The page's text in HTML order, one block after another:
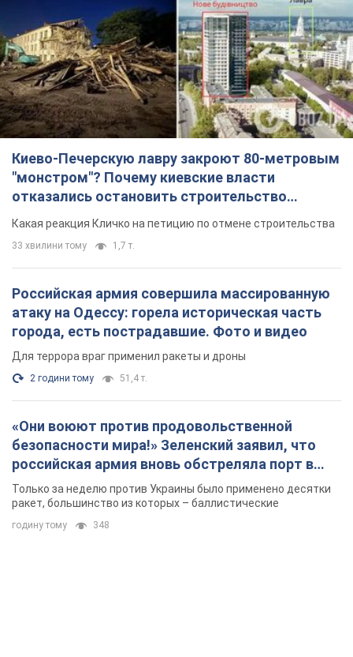
Киево-Печерскую лавру закроют 80-метровым
"монстром"? Почему киевские власти
отказались остановить строительство
небоскреба "московского верующего"
Какая реакция Кличко на петицию по отмене строительства
33 хвилини тому 1,7 т.
Российская армия совершила массированную
атаку на Одессу: горела историческая часть
города, есть пострадавшие. Фото и видео
Для террора враг применил ракеты и дроны
2 години тому 51,4 т.
«Они воюют против продовольственной
безопасности мира!» Зеленский заявил, что
российская армия вновь обстреляла порт в
Одессе
Только за неделю против Украины было применено десятки
ракет, большинство из которых – баллистические
годину тому 348